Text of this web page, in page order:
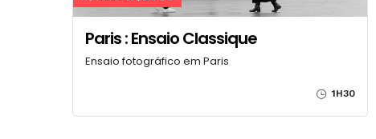
Paris : Ensaio Classique
Ensaio fotográfico em Paris
1H30